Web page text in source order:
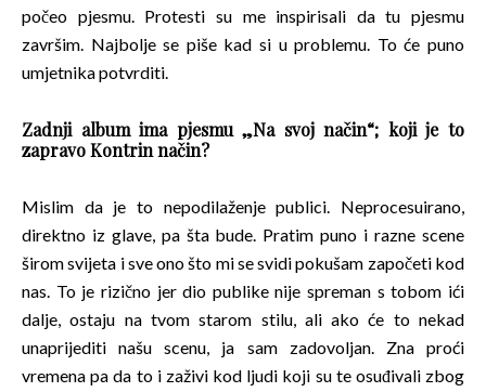
počeo pjesmu. Protesti su me inspirisali da tu pjesmu
završim. Najbolje se piše kad si u problemu. To će puno
umjetnika potvrditi.
Zadnji album ima pjesmu „Na svoj način“; koji je to
zapravo Kontrin način?
Mislim da je to nepodilaženje publici. Neprocesuirano,
direktno iz glave, pa šta bude. Pratim puno i razne scene
širom svijeta i sve ono što mi se svidi pokušam započeti kod
nas. To je rizično jer dio publike nije spreman s tobom ići
dalje, ostaju na tvom starom stilu, ali ako će to nekad
unaprijediti našu scenu, ja sam zadovoljan. Zna proći
vremena pa da to i zaživi kod ljudi koji su te osuđivali zbog